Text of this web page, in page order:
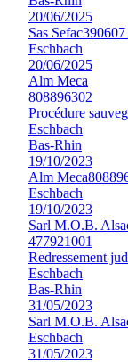
20/06/2025
Sas Sefac
Eschbach
20/06/2025
Alm Meca
808896302
Procédure
Eschbach
Bas-Rhin
19/10/2023
Alm Meca
Eschbach
19/10/2023
Sarl M.O.B.
477921001
Redressement
Eschbach
Bas-Rhin
31/05/2023
Sarl M.O.B.
Eschbach
31/05/2023